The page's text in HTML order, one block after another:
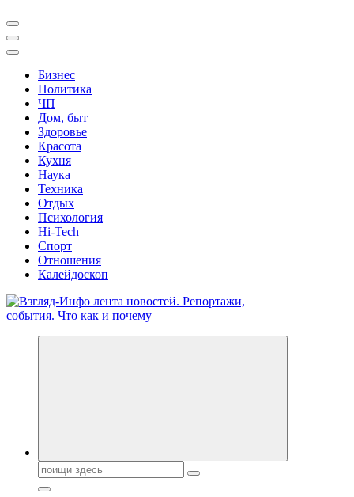
Бизнес
Политика
ЧП
Дом, быт
Здоровье
Красота
Кухня
Наука
Техника
Отдых
Психология
Hi-Tech
Спорт
Отношения
Калейдоскоп
Обо всем и обо всех, что зачем и почему. Новости политики,
Поиск: